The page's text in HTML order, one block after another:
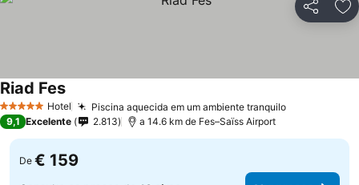
Partilhar
5 Estrelas Hotel Piscina aquecida em um ambiente tranquiloVer preços
Riad FesVer preços
9,1 Excelente 2.813 a 14.6 km de Fes–Saïss Airport
De € 159